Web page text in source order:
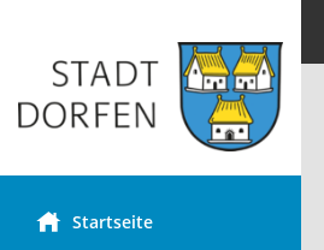
Startseite